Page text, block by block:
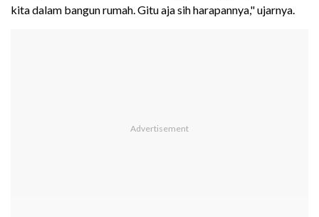
kita dalam bangun rumah. Gitu aja sih harapannya," ujarnya.